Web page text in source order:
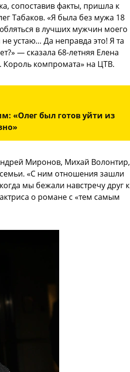
сопоставив факты, пришла к
Табаков. «Я была без мужа 18
в лучших мужчин моего
устаю… Да неправда это! Я та
— сказала 68-летняя Елена
компромата» на ЦТВ.
«Олег был готов уйти из
Миронов, Михай Волонтир,
«С ним отношения зашли
мы бежали навстречу друг к
о романе с «тем самым